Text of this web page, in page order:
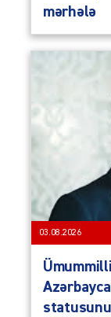
mərhələ
03.08.2026